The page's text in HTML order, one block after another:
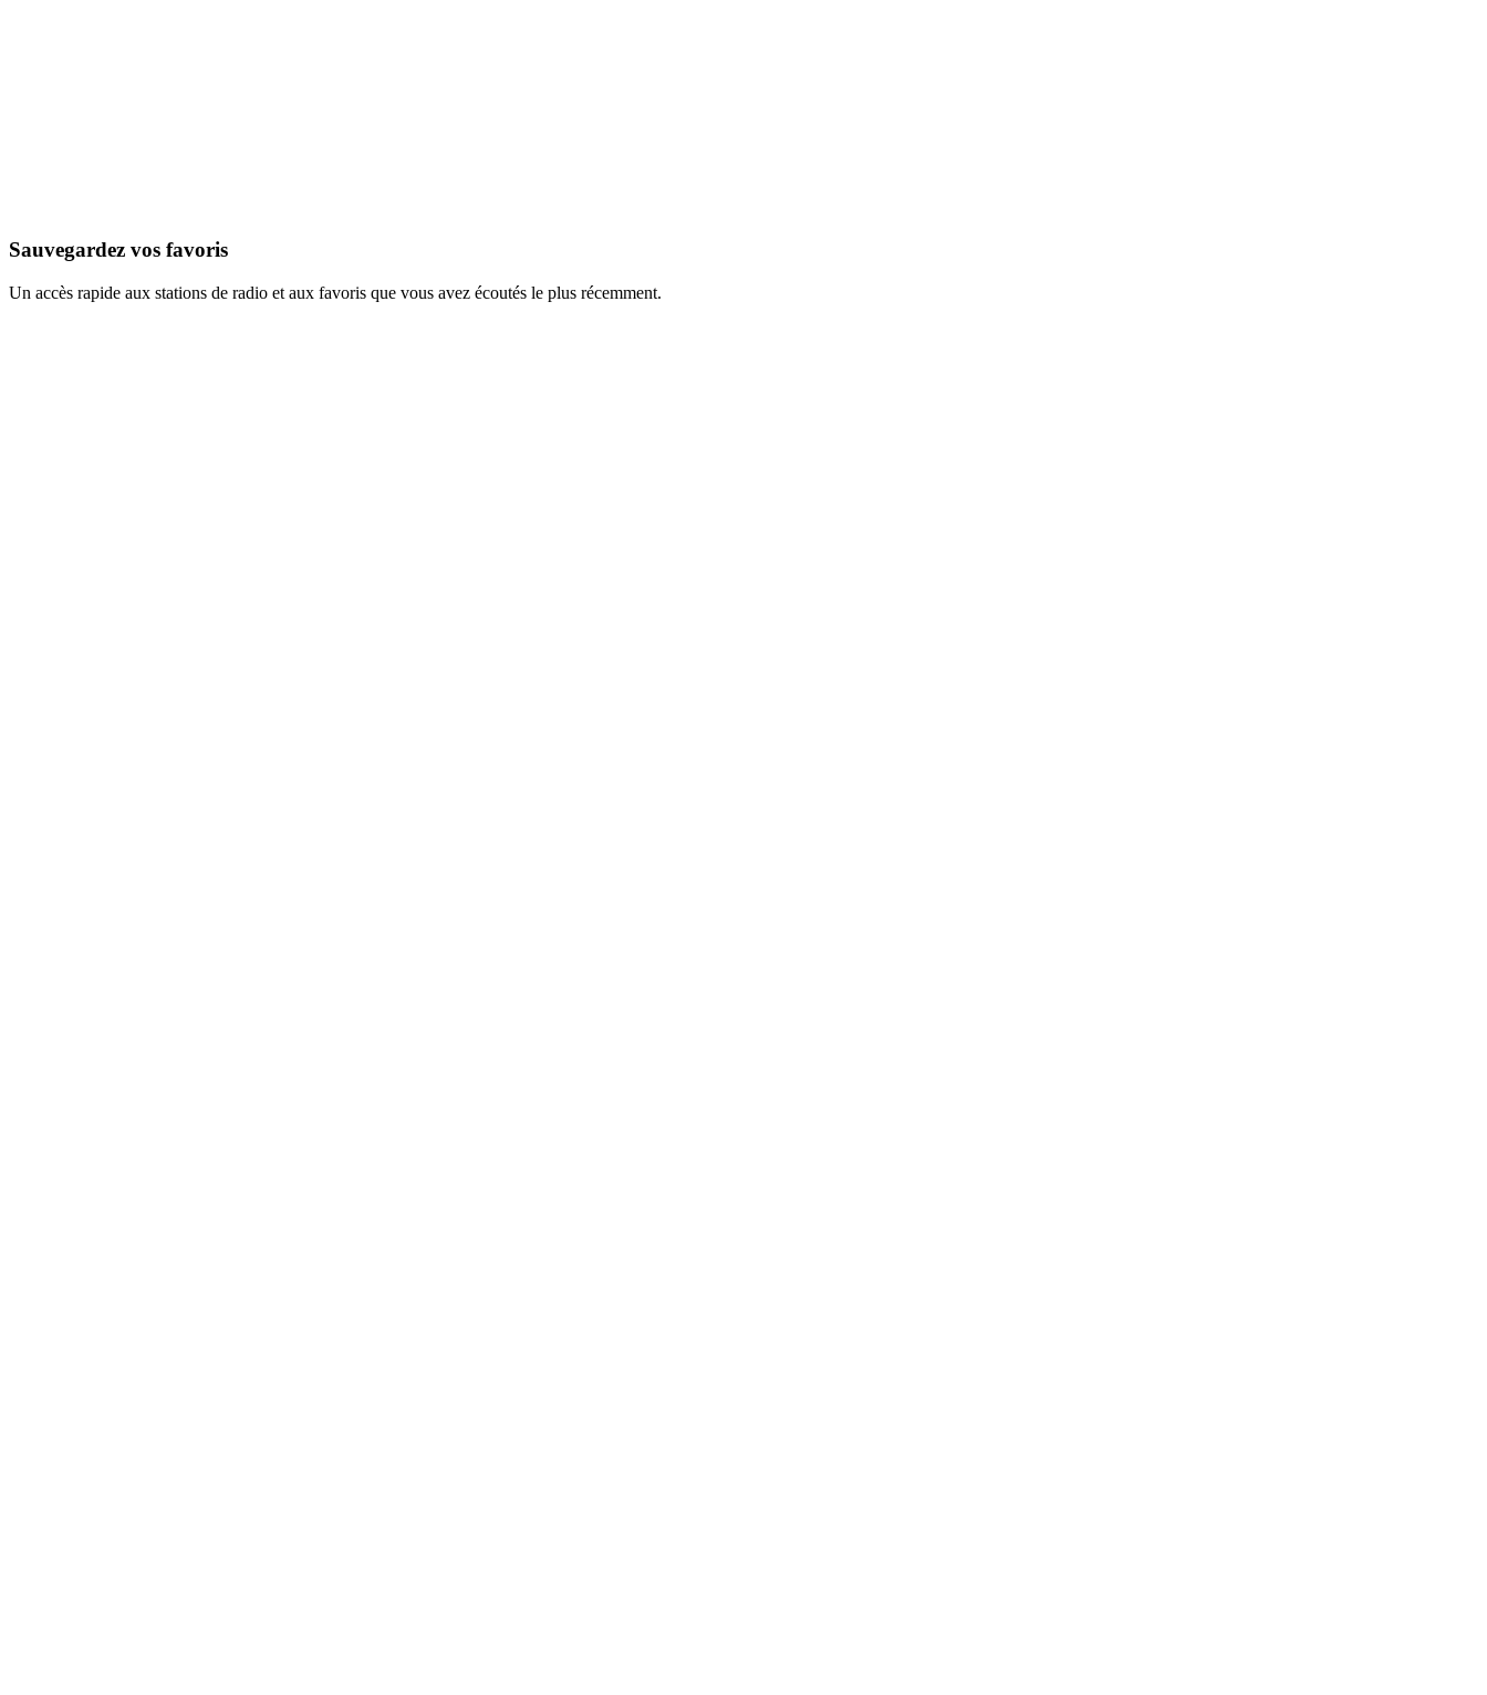
Sauvegardez vos favoris
Un accès rapide aux stations de radio et aux favoris que vous avez écoutés le plus récemment.